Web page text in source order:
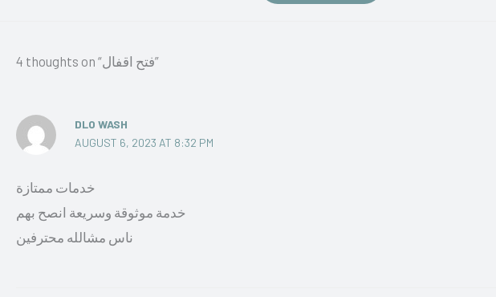
4 thoughts on “فتح اقفال”
DLO WASH
AUGUST 6, 2023 AT 8:32 PM
خدمات ممتازة
خدمة موثوقة وسريعة انصح بهم
ناس مشالله محترفين